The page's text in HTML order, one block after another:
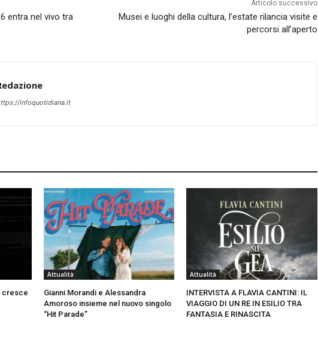
entra nel vivo tra
Articolo successivo
Musei e luoghi della cultura, l’estate rilancia visite e
percorsi all’aperto
infoquotidiana.it
cresce
Attualità
Gianni Morandi e Alessandra
Amoroso insieme nel nuovo singolo
“Hit Parade”
Attualità
INTERVISTA A FLAVIA CANTINI: IL
VIAGGIO DI UN RE IN ESILIO TRA
FANTASIA E RINASCITA